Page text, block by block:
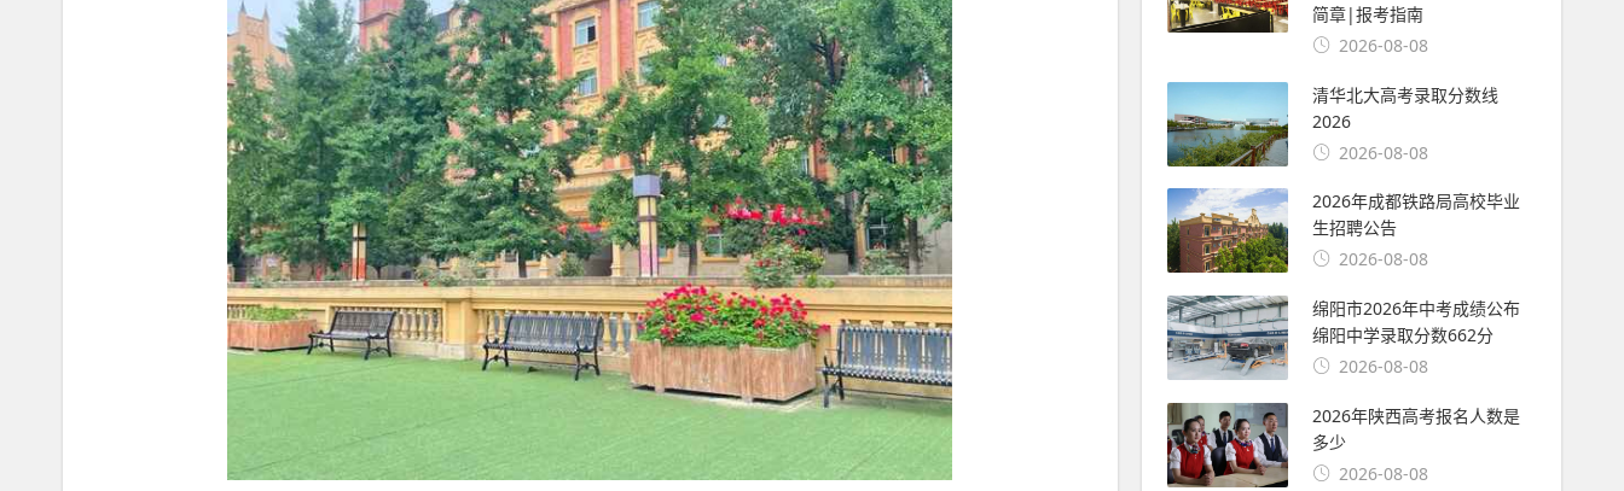
简章|报考指南
2026-08-08
清华北大高考录取分数线
2026
2026-08-08
2026年成都铁路局高校毕业
生招聘公告
2026-08-08
绵阳市2026年中考成绩公布
绵阳中学录取分数662分
2026-08-08
2026年陕西高考报名人数是
多少
2026-08-08